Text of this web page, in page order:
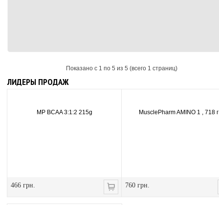
Показано с 1 по 5 из 5 (всего 1 страниц)
ЛИДЕРЫ ПРОДАЖ
MP BCAA 3:1:2 215g
466 грн.
MusclePharm AMINO 1 , 718 г
760 грн.